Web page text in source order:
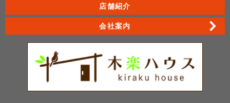
店舗紹介
会社案内